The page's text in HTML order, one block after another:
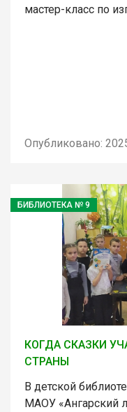
мастер-класс по
Опубликовано:
БИБЛИОТЕКА № 9
КОГДА СКАЗКИ
СТРАНЫ
В детской
МАОУ «Ангарский